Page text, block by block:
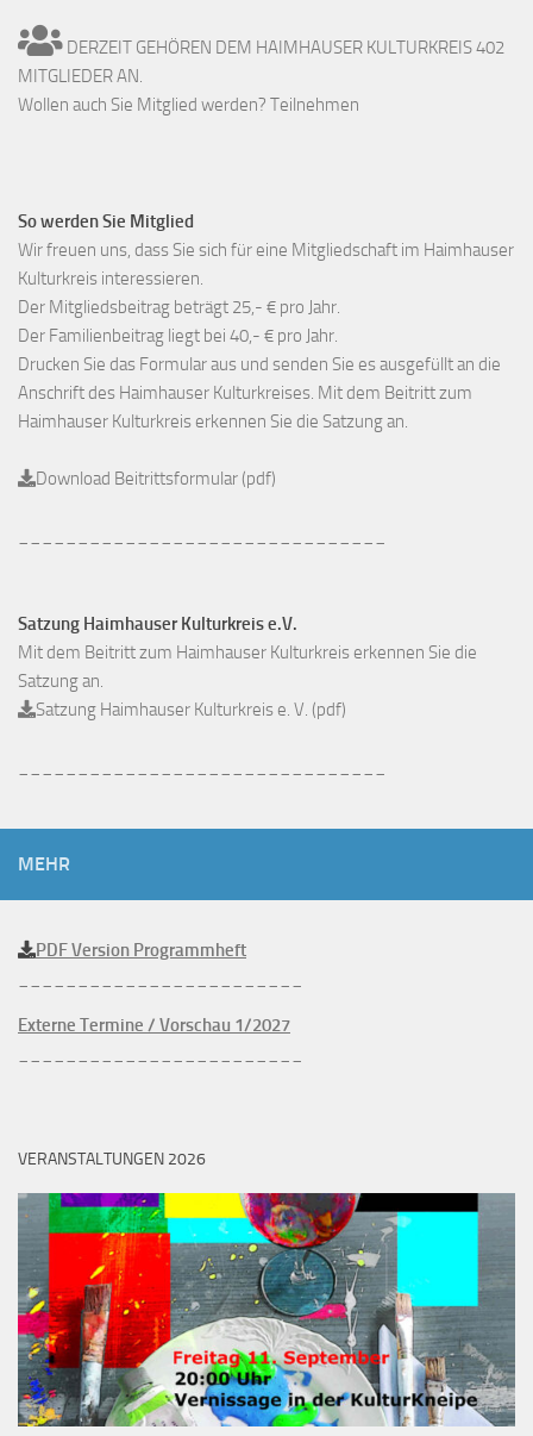
DERZEIT GEHÖREN DEM HAIMHAUSER KULTURKREIS 402
MITGLIEDER AN.
Wollen auch Sie Mitglied werden? Teilnehmen
So werden Sie Mitglied
Wir freuen uns, dass Sie sich für eine Mitgliedschaft im Haimhauser
Kulturkreis interessieren.
Der Mitgliedsbeitrag beträgt 25,- € pro Jahr.
Der Familienbeitrag liegt bei 40,- € pro Jahr.
Drucken Sie das Formular aus und senden Sie es ausgefüllt an die
Anschrift des Haimhauser Kulturkreises. Mit dem Beitritt zum
Haimhauser Kulturkreis erkennen Sie die Satzung an.
Download Beitrittsformular (pdf)
Satzung Haimhauser Kulturkreis e.V.
Mit dem Beitritt zum Haimhauser Kulturkreis erkennen Sie die
Satzung an.
Satzung Haimhauser Kulturkreis e. V. (pdf)
MEHR
PDF Version Programmheft
Externe Termine / Vorschau 1/2027
VERANSTALTUNGEN 2026